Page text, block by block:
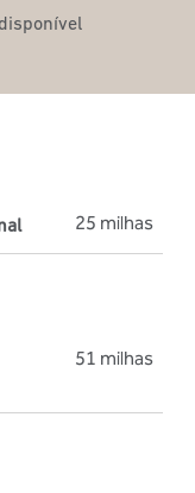
25 milhas
51 milhas